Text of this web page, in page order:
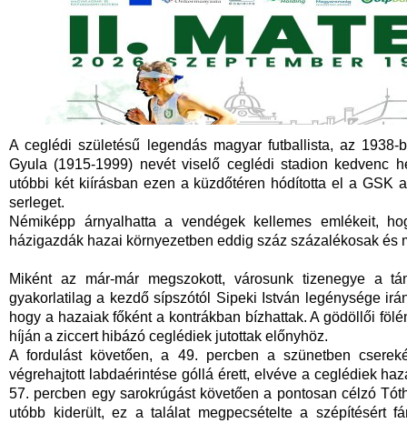
A ceglédi születésű legendás magyar futballista, az 1938-
Gyula (1915-1999) nevét viselő ceglédi stadion kedvenc
utóbbi két kiírásban ezen a küzdőtéren hódította el a GSK
serleget.
Némiképp árnyalhatta a vendégek kellemes emlékeit,
házigazdák hazai környezetben eddig száz százalékosak
Miként az már-már megszokott, városunk tizenegye a
gyakorlatilag a kezdő sípszótól Sipeki István legénysége
hogy a hazaiak főként a kontrákban bízhattak. A gödöllői
híján a ziccert hibázó ceglédiek jutottak előnyhöz.
A fordulást követően, a 49. percben a szünetben
végrehajtott labdaérintése góllá érett, elvéve a ceglédiek
57. percben egy sarokrúgást követően a pontosan célzó
utóbb kiderült, ez a találat megpecsételte a szépítésért